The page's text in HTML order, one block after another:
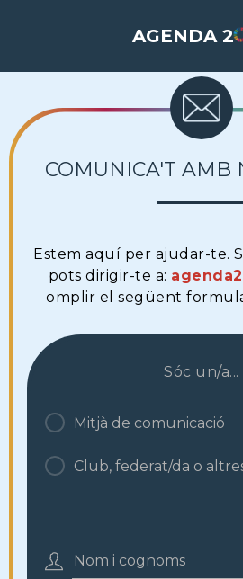
AGENDA 2
COMUNICA'T AMB
Estem aquí per ajudar-te.
pots dirigir-te a:
omplir el següent
Sóc un/a...
Mitjà de comunicació
Club, federat/da o